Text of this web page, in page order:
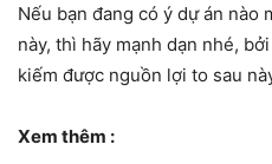
Nếu bạn đang có ý dự án
này, thì hãy mạnh dạn nhé,
kiếm được nguồn lợi to sau
Xem thêm :